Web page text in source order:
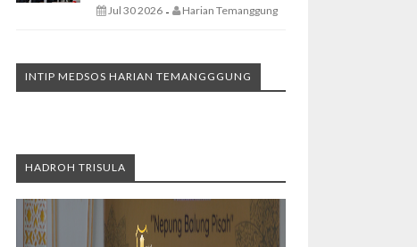
Jul 30 2026 - Harian Temanggung
INTIP MEDSOS HARIAN TEMANGGGUNG
HADROH TRISULA